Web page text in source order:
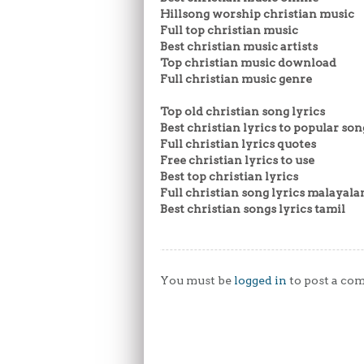
Hillsong worship christian music
Full top christian music
Best christian music artists
Top christian music download
Full christian music genre
Top old christian song lyrics
Best christian lyrics to popular
Full christian lyrics quotes
Free christian lyrics to use
Best top christian lyrics
Full christian song lyrics
Best christian songs lyrics tamil
You must be logged in to post a